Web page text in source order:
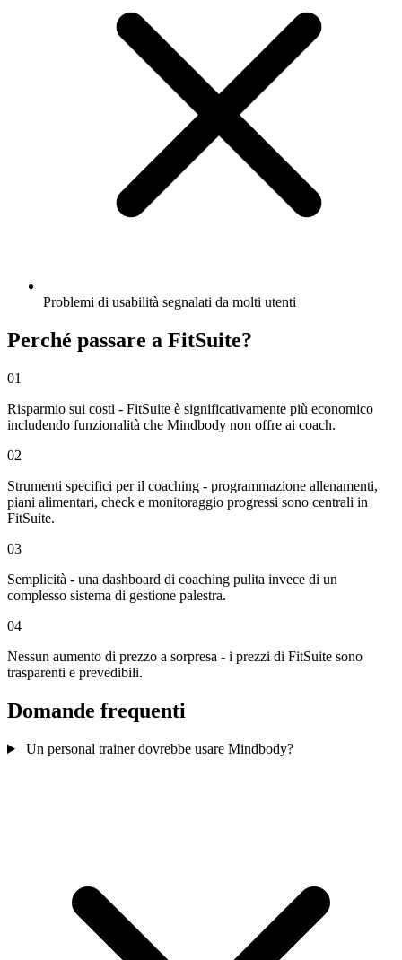
Problemi di usabilità segnalati da molti utenti
Perché passare a FitSuite?
01
Risparmio sui costi - FitSuite è significativamente più economico
includendo funzionalità che Mindbody non offre ai coach.
02
Strumenti specifici per il coaching - programmazione allenamenti,
piani alimentari, check e monitoraggio progressi sono centrali in
FitSuite.
03
Semplicità - una dashboard di coaching pulita invece di un
complesso sistema di gestione palestra.
04
Nessun aumento di prezzo a sorpresa - i prezzi di FitSuite sono
trasparenti e prevedibili.
Domande frequenti
Un personal trainer dovrebbe usare Mindbody?